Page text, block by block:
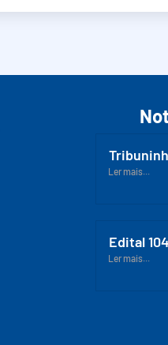
Ler mais...
Edital
Ler mais...